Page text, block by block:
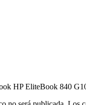
HP EliteBook 840